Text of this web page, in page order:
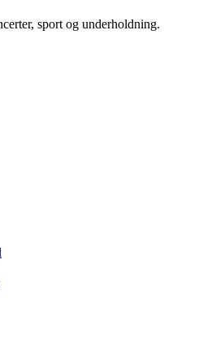
sport og underholdning.